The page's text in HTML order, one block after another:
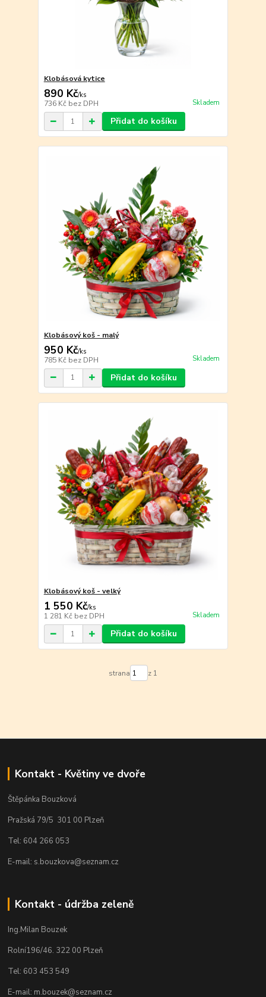
Klobásová kytice
890 Kč/ks
736 Kč bez DPH Skladem
Přidat do košíku
Klobásový koš - malý
950 Kč/ks
785 Kč bez DPH Skladem
Přidat do košíku
Klobásový koš - velký
1 550 Kč/ks
1 281 Kč bez DPH Skladem
Přidat do košíku
strana z 1
Kontakt - Květiny ve dvoře
Štěpánka Bouzková
Pražská 79/5 301 00 Plzeň
Tel: 604 266 053
E-mail: s.bouzkova@seznam.cz
Kontakt - údržba zeleně
Ing.Milan Bouzek
Rolní196/46. 322 00 Plzeň
Tel: 603 453 549
E-mail: m.bouzek@seznam.cz